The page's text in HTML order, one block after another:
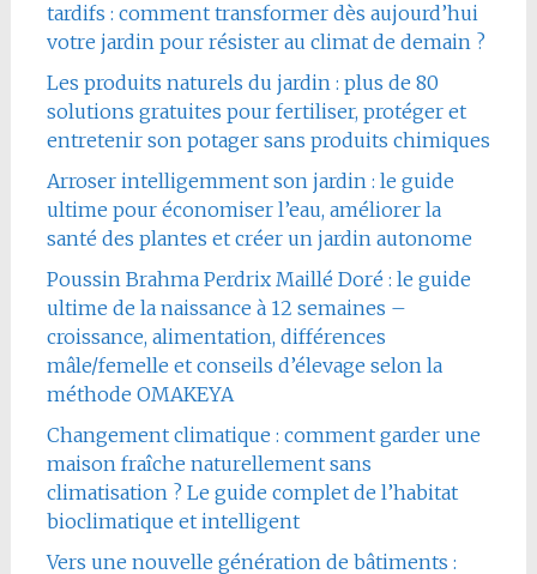
tardifs : comment transformer dès aujourd’hui
votre jardin pour résister au climat de demain ?
Les produits naturels du jardin : plus de 80
solutions gratuites pour fertiliser, protéger et
entretenir son potager sans produits chimiques
Arroser intelligemment son jardin : le guide
ultime pour économiser l’eau, améliorer la
santé des plantes et créer un jardin autonome
Poussin Brahma Perdrix Maillé Doré : le guide
ultime de la naissance à 12 semaines –
croissance, alimentation, différences
mâle/femelle et conseils d’élevage selon la
méthode OMAKEYA
Changement climatique : comment garder une
maison fraîche naturellement sans
climatisation ? Le guide complet de l’habitat
bioclimatique et intelligent
Vers une nouvelle génération de bâtiments :